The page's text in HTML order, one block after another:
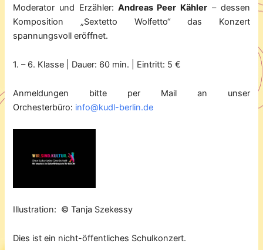
Moderator und Erzähler: Andreas Peer Kähler – dessen
Komposition „Sextetto Wolfetto“ das Konzert
spannungsvoll eröffnet.
1. – 6. Klasse | Dauer: 60 min. | Eintritt: 5 €
Anmeldungen bitte per Mail an unser
Orchesterbüro: info@kudl-berlin.de
Illustration: © Tanja Szekessy
Dies ist ein nicht-öffentliches Schulkonzert.